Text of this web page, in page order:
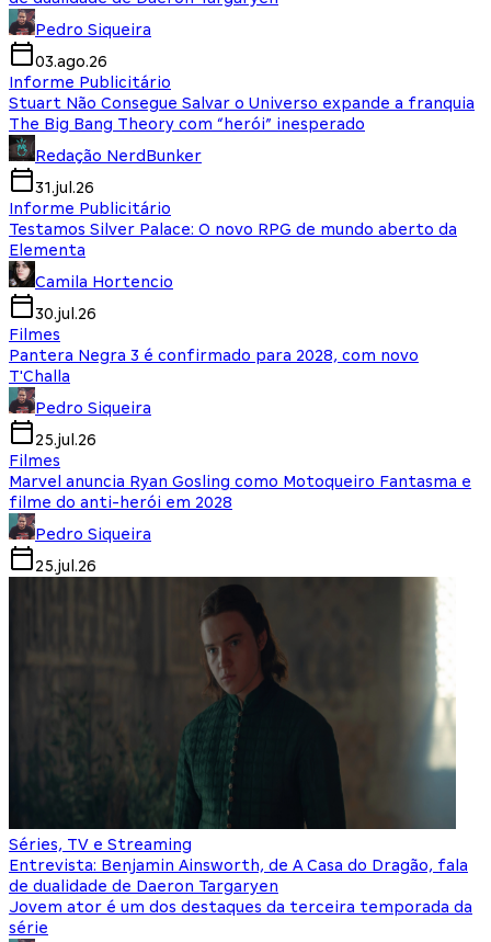
Pedro Siqueira
03.ago.26
Informe Publicitário
Stuart Não Consegue Salvar o Universo expande a franquia
The Big Bang Theory com “herói” inesperado
Redação NerdBunker
31.jul.26
Informe Publicitário
Testamos Silver Palace: O novo RPG de mundo aberto da
Elementa
Camila Hortencio
30.jul.26
Filmes
Pantera Negra 3 é confirmado para 2028, com novo
T'Challa
Pedro Siqueira
25.jul.26
Filmes
Marvel anuncia Ryan Gosling como Motoqueiro Fantasma e
filme do anti-herói em 2028
Pedro Siqueira
25.jul.26
Séries, TV e Streaming
Entrevista: Benjamin Ainsworth, de A Casa do Dragão, fala
de dualidade de Daeron Targaryen
Jovem ator é um dos destaques da terceira temporada da
série